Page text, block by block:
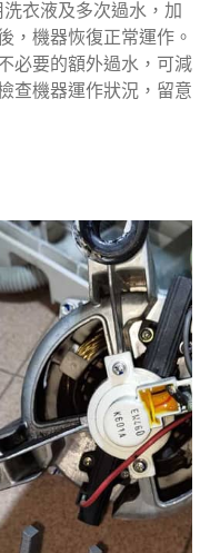
衣液及多次過水，加
，機器恢復正常運作。
必要的額外過水，可減
查機器運作狀況，留意